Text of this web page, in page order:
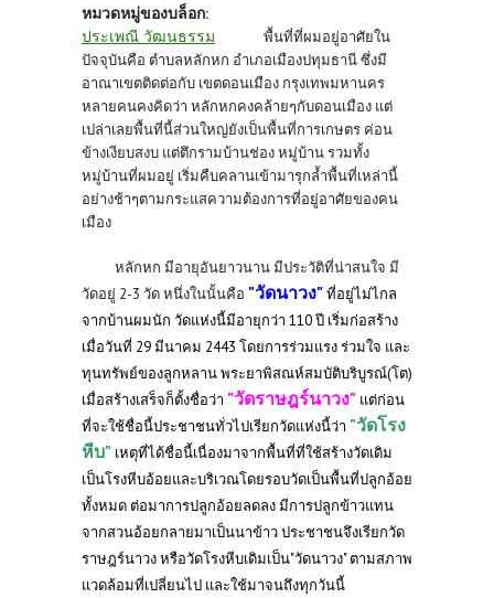
หมวดหมู่ของบล็อก:
ประเพณี วัฒนธรรม
พื้นที่ที่ผมอยู่อาศัยใน
ปัจจุบันคือ ตำบลหลักหก อำเภอเมืองปทุมธานี ซึ่งมี
อาณาเขตติดต่อกับ เขตดอนเมือง กรุงเทพมหานคร
หลายคนคงคิดว่า หลักหกคงคล้ายๆกับดอนเมือง แต่
เปล่าเลยพื้นที่นี้ส่วนใหญ่ยังเป็นพื้นที่การเกษตร ค่อน
ข้างเงียบสงบ แต่ตึกรามบ้านช่อง หมู่บ้าน รวมทั้ง
หมู่บ้านที่ผมอยู่ เริ่มคืบคลานเข้ามารุกล้ำพื้นที่เหล่านี้
อย่างช้าๆตามกระแสความต้องการที่อยู่อาศัยของคน
เมือง
หลักหก มีอายุอันยาวนาน มีประวัติที่น่าสนใจ มี
วัดอยู่ 2-3 วัด หนึ่งในนั้นคือ "วัดนาวง"ที่อยู่ไม่ไกล
จากบ้านผมนัก วัดแห่งนี้มีอายุกว่า 110 ปี เริ่มก่อสร้าง
เมื่อวันที่ 29 มีนาคม 2443 โดยการร่วมแรง ร่วมใจ และ
ทุนทรัพย์ของลูกหลาน พระยาพิสณห์สมบัติบริบูรณ์(โต)
เมื่อสร้างเสร็จก็ตั้งชื่อว่า "วัดราษฎร์นาวง" แต่ก่อน
ที่จะใช้ชื่อนี้ประชาชนทั่วไปเรียกวัดแห่งนี้ว่า "วัดโรง
หีบ" เหตุที่ได้ชื่อนี้เนื่องมาจากพื้นที่ที่ใช้สร้างวัดเดิม
เป็นโรงหีบอ้อยและบริเวณโดยรอบวัดเป็นพื้นที่ปลูกอ้อย
ทั้งหมด ต่อมาการปลูกอ้อยลดลง มีการปลูกข้าวแทน
จากสวนอ้อยกลายมาเป็นนาข้าว ประชาชนจึงเรียกวัด
ราษฎร์นาวง หรือวัดโรงหีบเดิมเป็น"วัดนาวง" ตามสภาพ
แวดล้อมที่เปลี่ยนไป และใช้มาจนถึงทุกวันนี้